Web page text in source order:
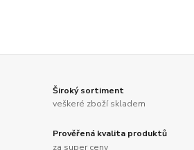
Široký sortiment
veškeré zboží skladem
Prověřená kvalita produktů
za super ceny